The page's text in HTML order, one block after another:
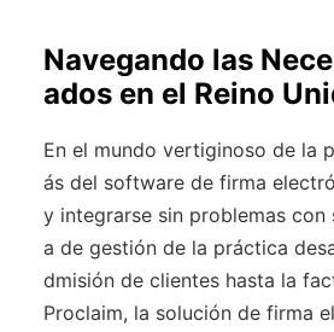
Navegando las
ados en el Reino
En el mundo vertiginoso de la
ás del software de firma
y integrarse sin problemas
a de gestión de la práctica
dmisión de clientes hasta la
Proclaim, la solución de firma